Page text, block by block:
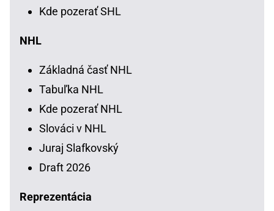
Kde pozerať SHL
NHL
Základná časť NHL
Tabuľka NHL
Kde pozerať NHL
Slováci v NHL
Juraj Slafkovský
Draft 2026
Reprezentácia